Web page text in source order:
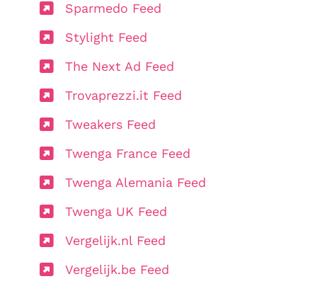
Sparmedo Feed
Stylight Feed
The Next Ad Feed
Trovaprezzi.it Feed
Tweakers Feed
Twenga France Feed
Twenga Alemania Feed
Twenga UK Feed
Vergelijk.nl Feed
Vergelijk.be Feed